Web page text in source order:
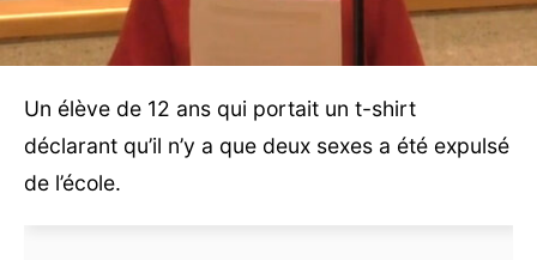
Un élève de 12 ans qui portait un t-shirt
déclarant qu’il n’y a que deux sexes a été expulsé
de l’école.